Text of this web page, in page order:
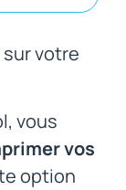
votre
vous
vos
option